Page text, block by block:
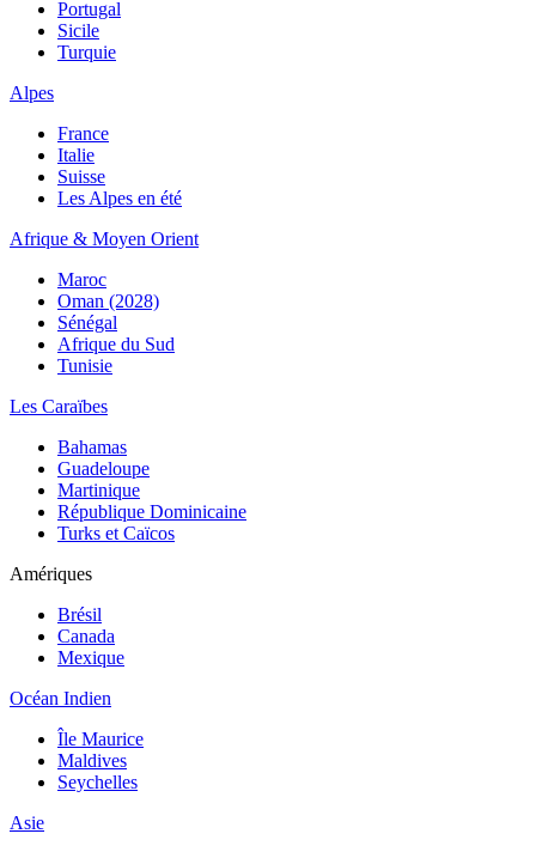
Portugal
Sicile
Turquie
Alpes
France
Italie
Suisse
Les Alpes en été
Afrique & Moyen Orient
Maroc
Oman (2028)
Sénégal
Afrique du Sud
Tunisie
Les Caraïbes
Bahamas
Guadeloupe
Martinique
République Dominicaine
Turks et Caïcos
Amériques
Brésil
Canada
Mexique
Océan Indien
Île Maurice
Maldives
Seychelles
Asie